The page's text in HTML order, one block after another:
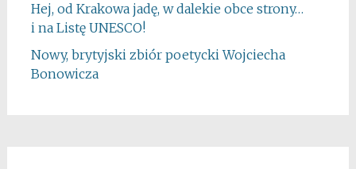
Hej, od Krakowa jadę, w dalekie obce strony…
i na Listę UNESCO!
Nowy, brytyjski zbiór poetycki Wojciecha
Bonowicza